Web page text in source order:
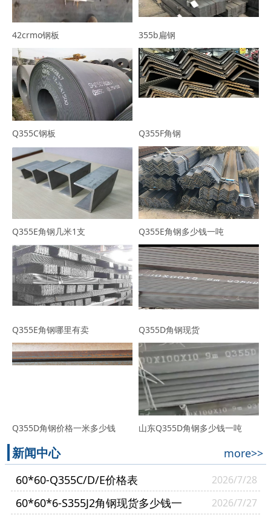
42crmo钢板 355b扁钢
Q355C钢板 Q355F角钢
Q355E角钢几米1支 Q355E角钢多少钱一吨
Q355E角钢哪里有卖 Q355D角钢现货
Q355D角钢价格一米多少钱 山东Q355D角钢多少钱一吨
新闻中心
more>>
60*60-Q355C/D/E价格表
2026/7/28
60*60*6-S355J2角钢现货多少钱一
2026/7/27